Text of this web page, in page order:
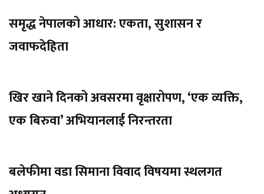
समृद्ध नेपालको आधार: एकता, सुशासन र
जवाफदेहिता
खिर खाने दिनको अवसरमा वृक्षारोपण, ‘एक व्यक्ति,
एक बिरुवा’ अभियानलाई निरन्तरता
बलेफीमा वडा सिमाना विवाद विषयमा स्थलगत